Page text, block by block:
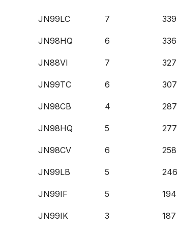
JN99LC 7 339
JN98HQ 6 336
JN88VI 7 327
JN99TC 6 307
JN98CB 4 287
JN98HQ 5 277
JN98CV 6 258
JN99LB 5 246
JN99IF 5 194
JN99IK 3 187